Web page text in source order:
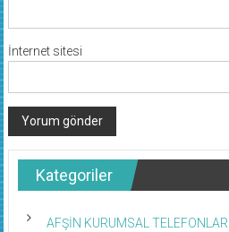
İnternet sitesi
Kategoriler
AFŞİN KURUMSAL TELEFONLAR